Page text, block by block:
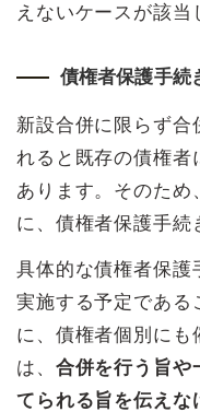
えないケースが該当
債権者保護手続
新設合併に限らず合
れると既存の債権者
あります。そのため
に、債権者保護手続
具体的な債権者保護
実施する予定である
に、債権者個別にも
は、 合併を行う旨や
てられる旨を伝えな